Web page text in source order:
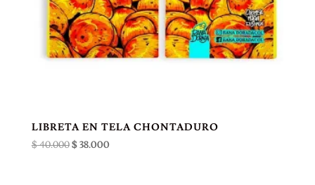
LIBRETA EN TELA CHONTADURO
$40.000El
$38.000El